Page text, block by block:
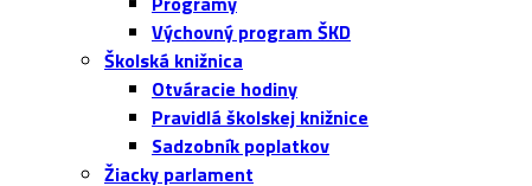
Výchovný program ŠKD
Školská knižnica
Otváracie hodiny
Pravidlá školskej knižnice
Sadzobník poplatkov
Žiacky parlament